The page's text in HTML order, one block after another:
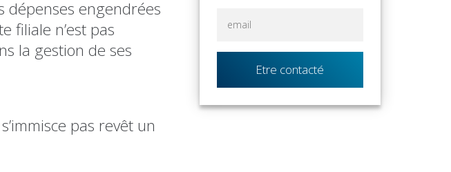
dépenses engendrées
filiale n’est pas
la gestion de ses
pas revêt un
Etre contacté